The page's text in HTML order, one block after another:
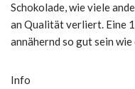
Schokolade, wie viele
an Qualität verliert. Eine
annähernd so gut sein
Info